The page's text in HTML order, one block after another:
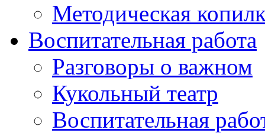
Методическая
Воспитательная работа
Разговоры о важном
Кукольный театр
Воспитательная